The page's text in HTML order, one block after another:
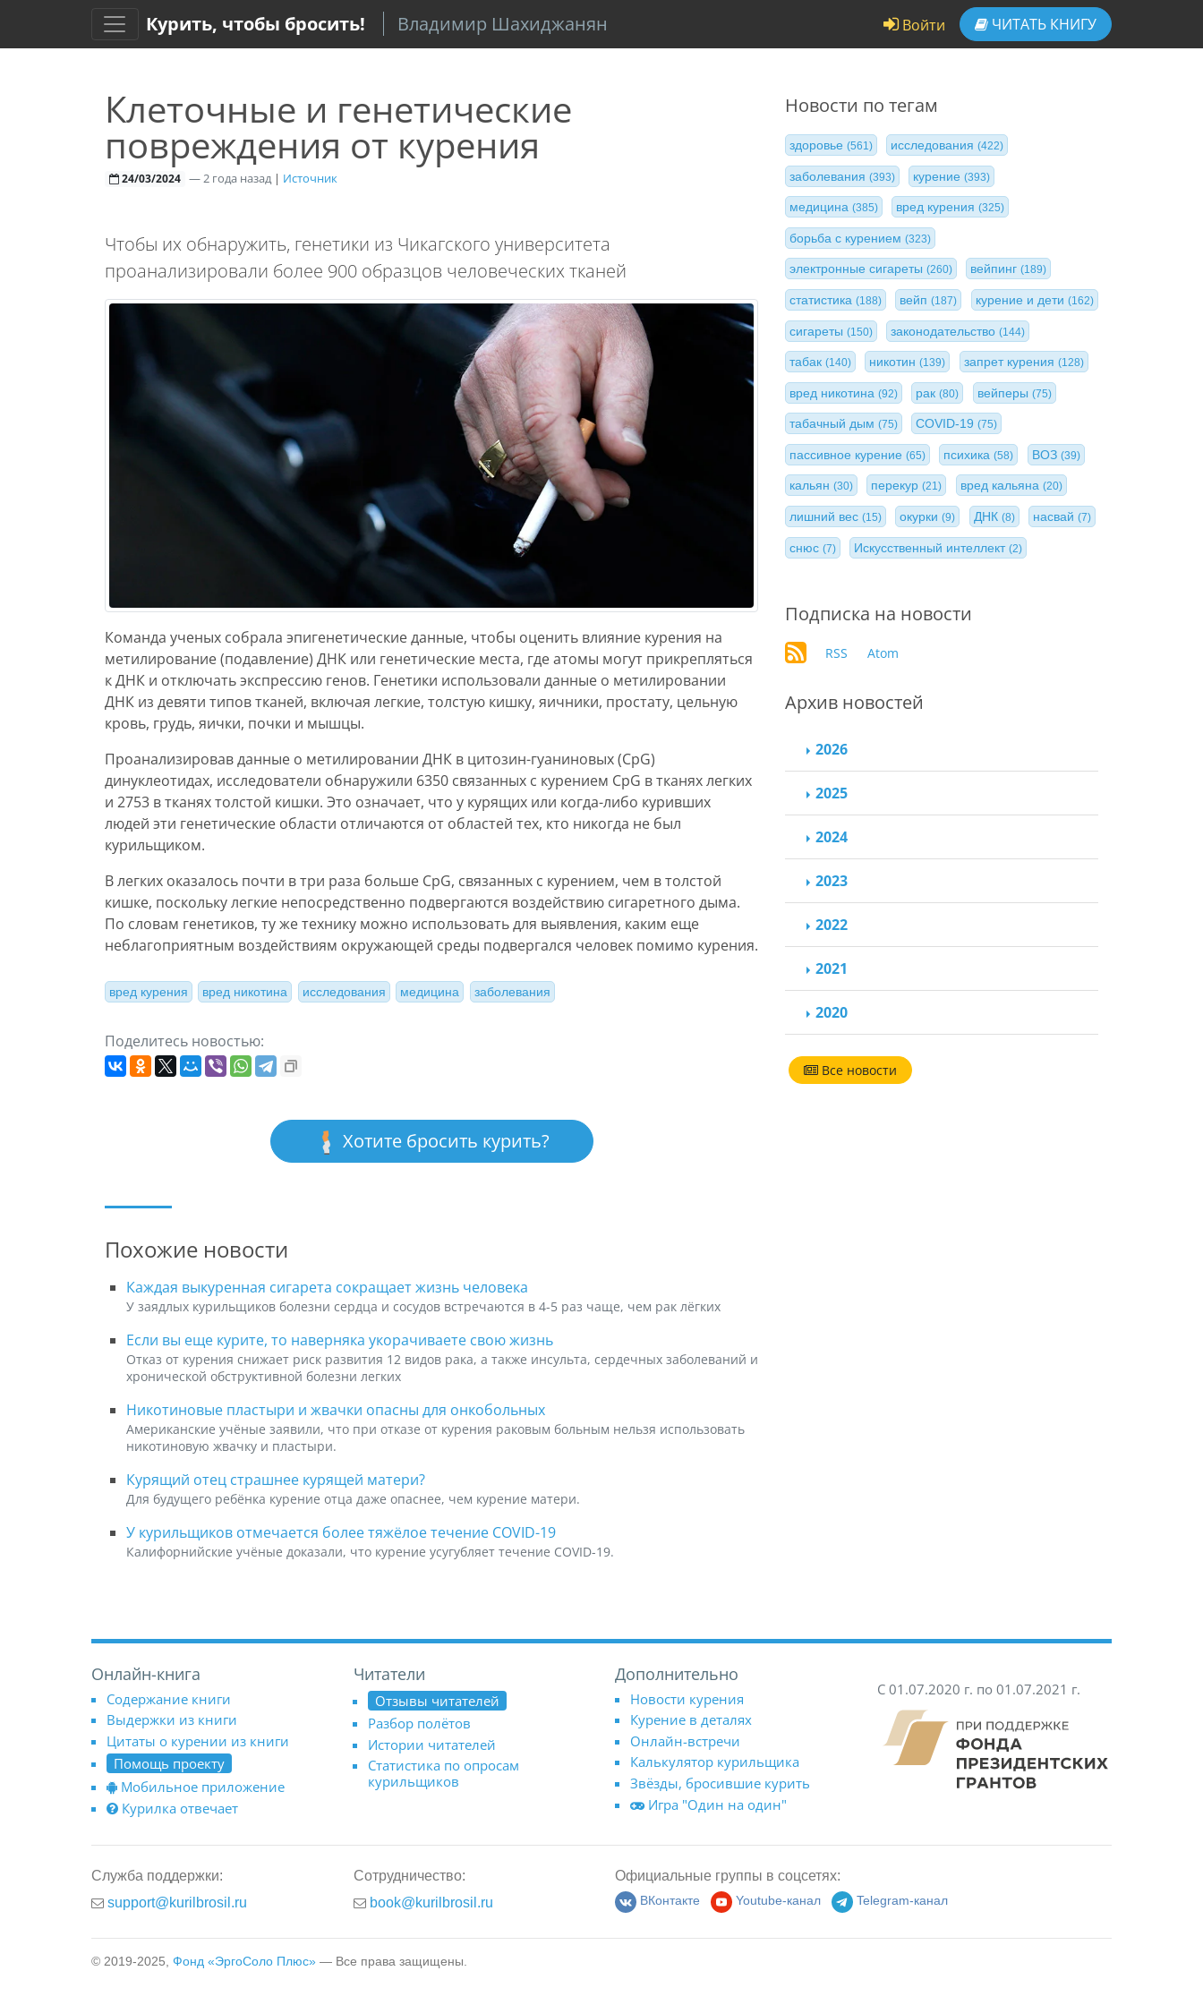
Курить, чтобы бросить! Владимир Шахиджанян Войти ЧИТАТЬ КНИГУ
Клеточные и генетические
повреждения от курения
24/03/2024 —2 года назад | Источник
Чтобы их обнаружить, генетики из Чикагского университета
проанализировали более 900 образцов человеческих тканей
Команда ученых собрала эпигенетические данные, чтобы оценить влияние курения на
метилирование (подавление) ДНК или генетические места, где атомы могут прикрепляться
к ДНК и отключать экспрессию генов. Генетики использовали данные о метилировании
ДНК из девяти типов тканей, включая легкие, толстую кишку, яичники, простату, цельную
кровь, грудь, яички, почки и мышцы.
Проанализировав данные о метилировании ДНК в цитозин-гуаниновых (CpG)
динуклеотидах, исследователи обнаружили 6350 связанных с курением CpG в тканях легких
и 2753 в тканях толстой кишки. Это означает, что у курящих или когда-либо куривших
людей эти генетические области отличаются от областей тех, кто никогда не был
курильщиком.
В легких оказалось почти в три раза больше CpG, связанных с курением, чем в толстой
кишке, поскольку легкие непосредственно подвергаются воздействию сигаретного дыма.
По словам генетиков, ту же технику можно использовать для выявления, каким еще
неблагоприятным воздействиям окружающей среды подвергался человек помимо курения.
вред курения вред никотина исследования медицина заболевания
Поделитесь новостью:
Хотите бросить курить?
Похожие новости
Каждая выкуренная сигарета сокращает жизнь человека
У заядлых курильщиков болезни сердца и сосудов встречаются в 4-5 раз чаще, чем рак лёгких
Если вы еще курите, то наверняка укорачиваете свою жизнь
Отказ от курения снижает риск развития 12 видов рака, а также инсульта, сердечных заболеваний и
хронической обструктивной болезни легких
Никотиновые пластыри и жвачки опасны для онкобольных
Американские учёные заявили, что при отказе от курения раковым больным нельзя использовать
никотиновую жвачку и пластыри.
Курящий отец страшнее курящей матери?
Для будущего ребёнка курение отца даже опаснее, чем курение матери.
У курильщиков отмечается более тяжёлое течение COVID-19
Калифорнийские учёные доказали, что курение усугубляет течение COVID-19.
Новости по тегам
здоровье (561) исследования(422)
заболевания (393) курение(393)
медицина (385) вред курения(325)
борьба с курением (323)
электронные сигареты (260) вейпинг(189)
статистика (188) вейп(187) курение и дети (162)
сигареты (150) законодательство(144)
табак (140) никотин(139) запрет курения (128)
вред никотина (92) рак(80) вейперы (75)
табачный дым (75) COVID-19(75)
пассивное курение (65) психика(58) ВОЗ (39)
кальян (30) перекур(21) вред кальяна (20)
лишний вес (15) окурки(9) ДНК (8) насвай(7)
снюс (7) Искусственный интеллект(2)
Подписка на новости
RSS Atom
Архив новостей
2026
2025
2024
2023
2022
2021
2020
Все новости
Онлайн-книга
Содержание книги
Выдержки из книги
Цитаты о курении из книги
Помощь проекту
Мобильное приложение
Курилка отвечает
Читатели
Отзывы читателей
Разбор полётов
Истории читателей
Статистика по опросам
курильщиков
Дополнительно
Новости курения
Курение в деталях
Онлайн-встречи
Калькулятор курильщика
Звёзды, бросившие курить
Игра "Один на один"
С 01.07.2020 г. по 01.07.2021 г.
Служба поддержки:
support@kurilbrosil.ru
Сотрудничество:
book@kurilbrosil.ru
Официальные группы в соцсетях:
ВКонтакте Youtube-канал Telegram-канал
© 2019-2025, Фонд «ЭргоСоло Плюс» — Все права защищены.